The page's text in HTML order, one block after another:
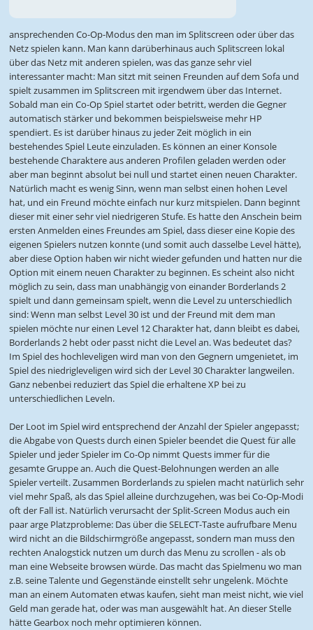
ansprechenden Co-Op-Modus den man im Splitscreen oder über das
Netz spielen kann. Man kann darüberhinaus auch Splitscreen lokal
über das Netz mit anderen spielen, was das ganze sehr viel
interessanter macht: Man sitzt mit seinen Freunden auf dem Sofa und
spielt zusammen im Splitscreen mit irgendwem über das Internet.
Sobald man ein Co-Op Spiel startet oder betritt, werden die Gegner
automatisch stärker und bekommen beispielsweise mehr HP
spendiert. Es ist darüber hinaus zu jeder Zeit möglich in ein
bestehendes Spiel Leute einzuladen. Es können an einer Konsole
bestehende Charaktere aus anderen Profilen geladen werden oder
aber man beginnt absolut bei null und startet einen neuen Charakter.
Natürlich macht es wenig Sinn, wenn man selbst einen hohen Level
hat, und ein Freund möchte einfach nur kurz mitspielen. Dann beginnt
dieser mit einer sehr viel niedrigeren Stufe. Es hatte den Anschein beim
ersten Anmelden eines Freundes am Spiel, dass dieser eine Kopie des
eigenen Spielers nutzen konnte (und somit auch dasselbe Level hätte),
aber diese Option haben wir nicht wieder gefunden und hatten nur die
Option mit einem neuen Charakter zu beginnen. Es scheint also nicht
möglich zu sein, dass man unabhängig von einander Borderlands 2
spielt und dann gemeinsam spielt, wenn die Level zu unterschiedlich
sind: Wenn man selbst Level 30 ist und der Freund mit dem man
spielen möchte nur einen Level 12 Charakter hat, dann bleibt es dabei,
Borderlands 2 hebt oder passt nicht die Level an. Was bedeutet das?
Im Spiel des hochleveligen wird man von den Gegnern umgenietet, im
Spiel des niedrigleveligen wird sich der Level 30 Charakter langweilen.
Ganz nebenbei reduziert das Spiel die erhaltene XP bei zu
unterschiedlichen Leveln.
Der Loot im Spiel wird entsprechend der Anzahl der Spieler angepasst;
die Abgabe von Quests durch einen Spieler beendet die Quest für alle
Spieler und jeder Spieler im Co-Op nimmt Quests immer für die
gesamte Gruppe an. Auch die Quest-Belohnungen werden an alle
Spieler verteilt. Zusammen Borderlands zu spielen macht natürlich sehr
viel mehr Spaß, als das Spiel alleine durchzugehen, was bei Co-Op-Modi
oft der Fall ist. Natürlich verursacht der Split-Screen Modus auch ein
paar arge Platzprobleme: Das über die SELECT-Taste aufrufbare Menu
wird nicht an die Bildschirmgröße angepasst, sondern man muss den
rechten Analogstick nutzen um durch das Menu zu scrollen - als ob
man eine Webseite browsen würde. Das macht das Spielmenu wo man
z.B. seine Talente und Gegenstände einstellt sehr ungelenk. Möchte
man an einem Automaten etwas kaufen, sieht man meist nicht, wie viel
Geld man gerade hat, oder was man ausgewählt hat. An dieser Stelle
hätte Gearbox noch mehr optimieren können.